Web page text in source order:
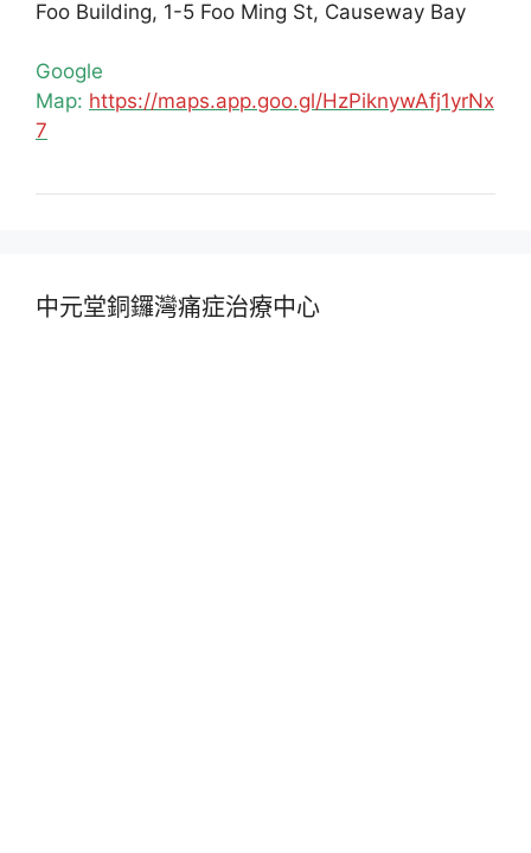
Foo Building, 1-5 Foo Ming St, Causeway Bay
Google
Map: https://maps.app.goo.gl/HzPiknywAfj1yrNx
7
中元堂銅鑼灣痛症治療中心